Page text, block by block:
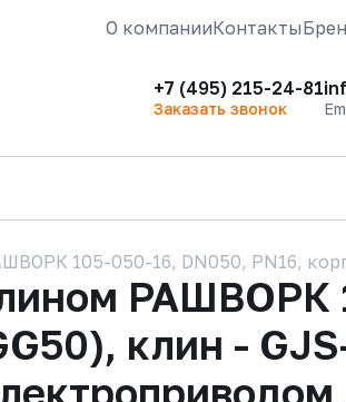
О компанииКонтакты
+7 (495) 215-24-81
Заказать звонок
105-050-16, DN050, PN16,
РАШВОРК
клин -